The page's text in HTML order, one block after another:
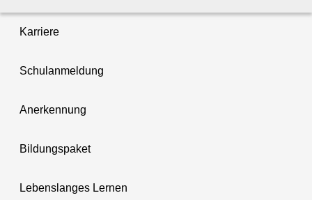
Karriere
Schulanmeldung
Anerkennung
Bildungspaket
Lebenslanges Lernen